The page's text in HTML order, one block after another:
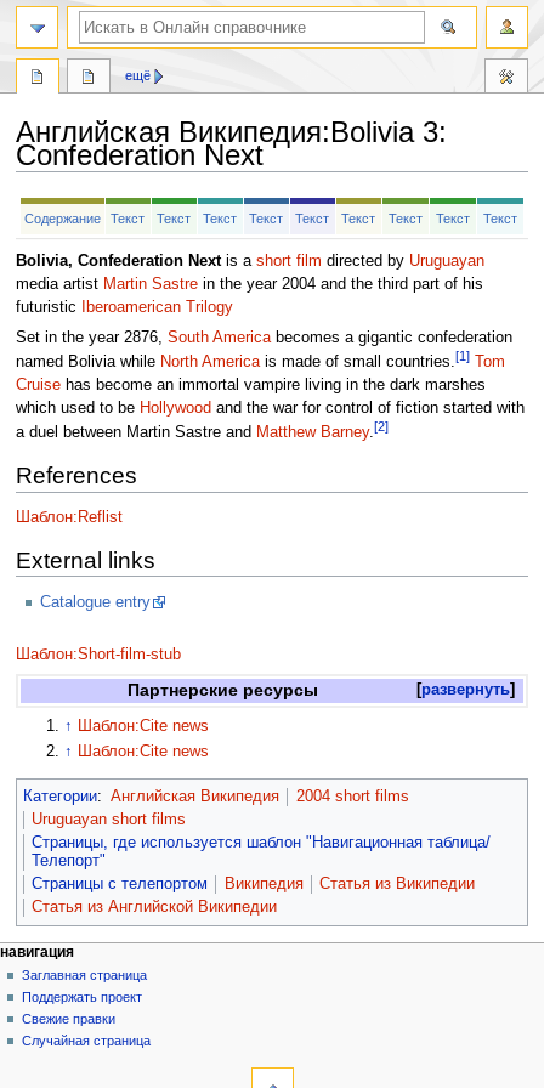
Английская Википедия:Bolivia 3:
Confederation Next
Перейти
Перейти
Содержание Текст Текст Текст Текст Текст Текст Текст Текст Текст
Bolivia, Confederation Nextis a short film directed by Uruguayan
media artist Martin Sastrein the year 2004 and the third part of his
futuristic
Iberoamerican Trilogy
Set in the year 2876, South Americabecomes a gigantic confederation
named Bolivia while North Americais made of small countries.[1]
Tom
Cruisehas become an immortal vampire living in the dark marshes
which used to be Hollywood and the war for control of fiction started with
a duel between Martin Sastre and Matthew Barney.[2]
References
Шаблон:Reflist
External links
Catalogue entry
Шаблон:Short-film-stub
развернуть
Партнерские ресурсы
↑ Шаблон:Cite news
↑
Шаблон:Cite news
Категории: Английская Википедия
2004 short films
Uruguayan short films
Страницы, где используется шаблон "Навигационная таблица/
Телепорт"
Страницы с телепортом
Википедия
Статья из Википедии
Статья из Английской Википедии
ещё
навигация
Заглавная страница
Поддержать проект
Свежие правки
Случайная страница